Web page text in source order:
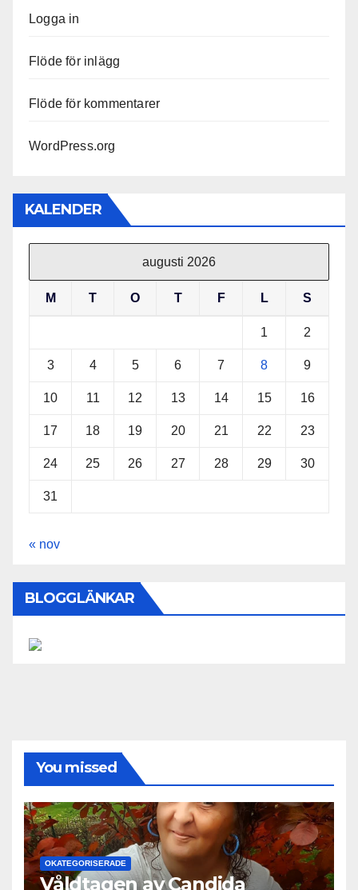
Logga in
Flöde för inlägg
Flöde för kommentarer
WordPress.org
KALENDER
augusti 2026
M T O T F L S
1 2
3 4 5 6 7 8 9
10 11 12 13 14 15 16
17 18 19 20 21 22 23
24 25 26 27 28 29 30
31
« nov
BLOGGLÄNKAR
You missed
OKATEGORISERADE
Våldtagen av Candida